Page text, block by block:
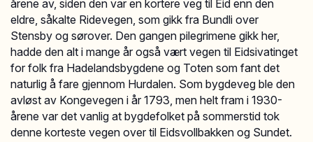
årene av, siden den var en kortere veg til Eid enn den
eldre, såkalte Ridevegen, som gikk fra Bundli over
Stensby og sørover. Den gangen pilegrimene gikk her,
hadde den alt i mange år også vært vegen til Eidsivatinget
for folk fra Hadelandsbygdene og Toten som fant det
naturlig å fare gjennom Hurdalen. Som bygdeveg ble den
avløst av Kongevegen i år 1793, men helt fram i 1930-
årene var det vanlig at bygdefolket på sommerstid tok
denne korteste vegen over til Eidsvollbakken og Sundet.